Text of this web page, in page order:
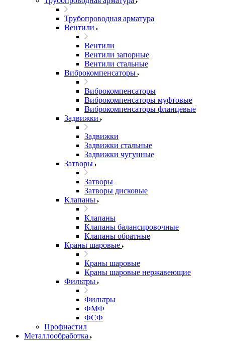
Трубопроводная арматура
Вентили
Вентили
Вентили запорные
Вентили стальные
Виброкомпенсаторы
Виброкомпенсаторы
Виброкомпенсаторы муфтовые
Виброкомпенсаторы фланцевые
Задвижки
Задвижки
Задвижки стальные
Задвижки чугунные
Затворы
Затворы
Затворы дисковые
Клапаны
Клапаны
Клапаны балансировочные
Клапаны обратные
Краны шаровые
Краны шаровые
Краны шаровые нержавеющие
Фильтры
Фильтры
ФМФ
ФСФ
Профнастил
Металлообработка